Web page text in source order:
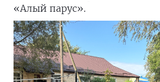
«Алый парус».